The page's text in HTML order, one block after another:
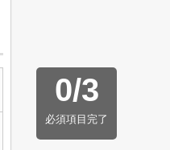
0/3
必須項目完了